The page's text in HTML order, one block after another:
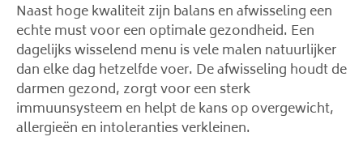
Naast hoge kwaliteit zijn balans en afwisseling een
echte must voor een optimale gezondheid. Een
dagelijks wisselend menu is vele malen natuurlijker
dan elke dag hetzelfde voer. De afwisseling houdt de
darmen gezond, zorgt voor een sterk
immuunsysteem en helpt de kans op overgewicht,
allergieën en intoleranties verkleinen.